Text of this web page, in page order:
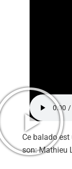
Ce balado
son: Mathieu